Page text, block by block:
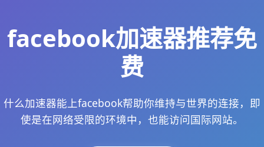
facebook加速器推荐免
费
什么加速器能上facebook帮助你维持与世界的连接，即
使是在网络受限的环境中，也能访问国际网站。